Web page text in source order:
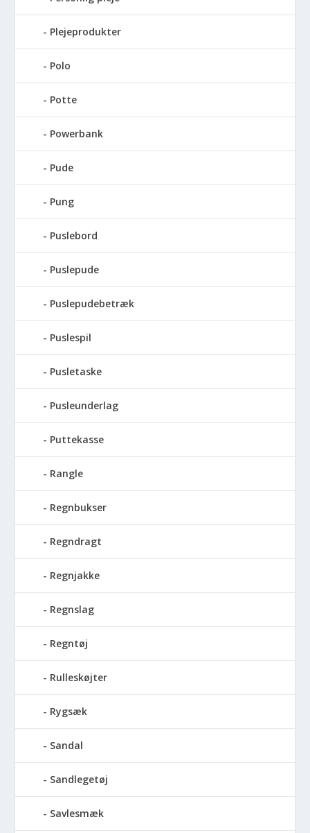
Plejeprodukter
Polo
Potte
Powerbank
Pude
Pung
Puslebord
Puslepude
Puslepudebetræk
Puslespil
Pusletaske
Pusleunderlag
Puttekasse
Rangle
Regnbukser
Regndragt
Regnjakke
Regnslag
Regntøj
Rulleskøjter
Rygsæk
Sandal
Sandlegetøj
Savlesmæk